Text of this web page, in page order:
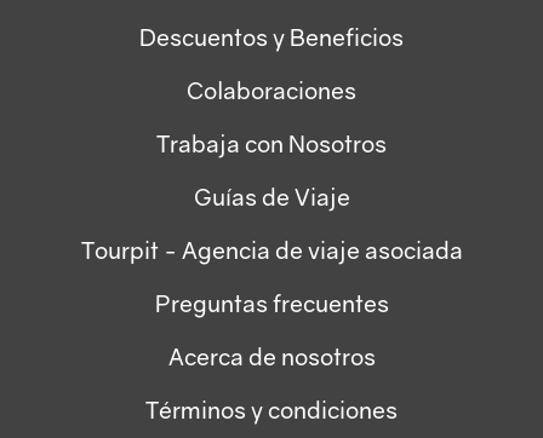
Descuentos y Beneficios
Colaboraciones
Trabaja con Nosotros
Guías de Viaje
Tourpit - Agencia de viaje asociada
Preguntas frecuentes
Acerca de nosotros
Términos y condiciones